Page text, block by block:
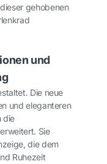
gehobenen
und
Die neue
und eleganteren
die
Sie
die dem
Ruhezeit